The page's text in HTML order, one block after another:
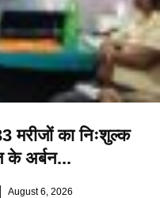
मरीजों का निःशुल्क
के अर्बन...
August 6, 2026